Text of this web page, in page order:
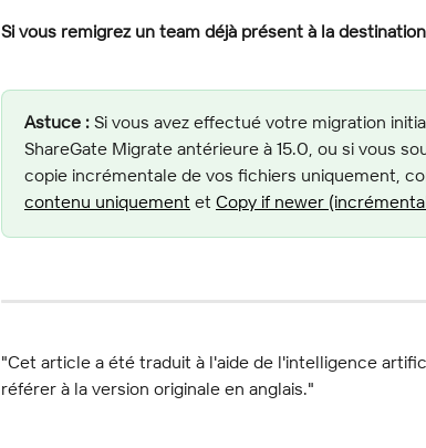
Si vous remigrez un team déjà présent à la
Astuce : Si vous avez effectué votre migration
ShareGate Migrate antérieure à 15.0, ou si vous
copie incrémentale de vos fichiers uniquement,
contenu uniquement et Copy if newer
"Cet article a été traduit à l'aide de l'intelligence
référer à la version originale en anglais."